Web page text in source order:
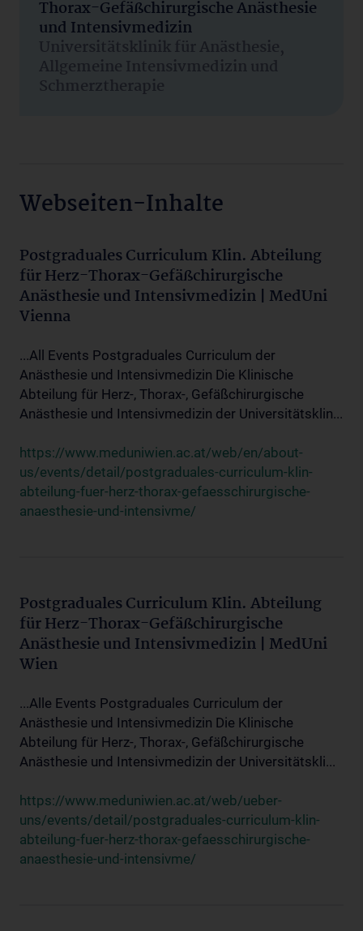
Thorax-Gefäßchirurgische Anästhesie
und Intensivmedizin
Universitätsklinik für Anästhesie,
Allgemeine Intensivmedizin und
Schmerztherapie
Webseiten-Inhalte
Postgraduales Curriculum Klin. Abteilung
für Herz-Thorax-Gefäßchirurgische
Anästhesie und Intensivmedizin | MedUni
Vienna
...All Events Postgraduales Curriculum der
Anästhesie und Intensivmedizin Die Klinische
Abteilung für Herz-, Thorax-, Gefäßchirurgische
Anästhesie und Intensivmedizin der Universitätsklin...
https://www.meduniwien.ac.at/web/en/about-
us/events/detail/postgraduales-curriculum-klin-
abteilung-fuer-herz-thorax-gefaesschirurgische-
anaesthesie-und-intensivme/
Postgraduales Curriculum Klin. Abteilung
für Herz-Thorax-Gefäßchirurgische
Anästhesie und Intensivmedizin | MedUni
Wien
...Alle Events Postgraduales Curriculum der
Anästhesie und Intensivmedizin Die Klinische
Abteilung für Herz-, Thorax-, Gefäßchirurgische
Anästhesie und Intensivmedizin der Universitätskli...
https://www.meduniwien.ac.at/web/ueber-
uns/events/detail/postgraduales-curriculum-klin-
abteilung-fuer-herz-thorax-gefaesschirurgische-
anaesthesie-und-intensivme/